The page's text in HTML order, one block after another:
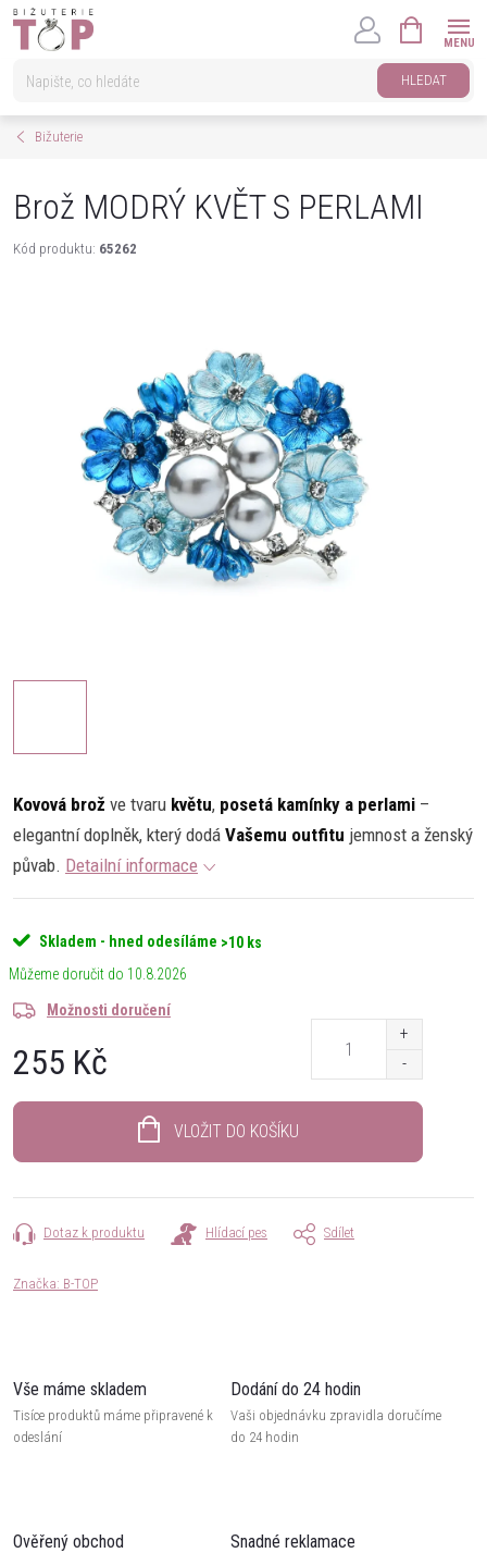
Přejít
HLEDAT
KOŠÍK
Bižuterie
Brož MODRÝ KVĚT S PERLAMI
Kód produktu: 65262
Kovová brož ve tvaru květu, posetá kamínky a perlami –
elegantní doplněk, který dodá Vašemu outfitu jemnost a ženský
půvab. Detailní informace
Skladem - hned odesíláme >10 ks
10.8.2026
Možnosti doručení
255 Kč
VLOŽIT DO KOŠÍKU
Dotaz k produktu Hlídací pes Sdílet
Značka: B-TOP
Vše máme skladem
Tisíce produktů máme připravené k
odeslání
Dodání do 24 hodin
Vaši objednávku zpravidla doručíme
do 24 hodin
Ověřený obchod Snadné reklamace